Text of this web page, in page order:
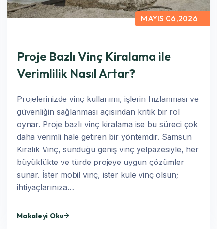
MAYIS 06,2026
Proje Bazlı Vinç Kiralama ile
Verimlilik Nasıl Artar?
Projelerinizde vinç kullanımı, işlerin hızlanması ve
güvenliğin sağlanması açısından kritik bir rol
oynar. Proje bazlı vinç kiralama ise bu süreci çok
daha verimli hale getiren bir yöntemdir. Samsun
Kiralık Vinç, sunduğu geniş vinç yelpazesiyle, her
büyüklükte ve türde projeye uygun çözümler
sunar. İster mobil vinç, ister kule vinç olsun;
ihtiyaçlarınıza…
Makaleyi Oku